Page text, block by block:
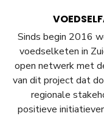
Sinds begin 2016
voedselketen in
open netwerk met
van dit project dat
regionale
positieve